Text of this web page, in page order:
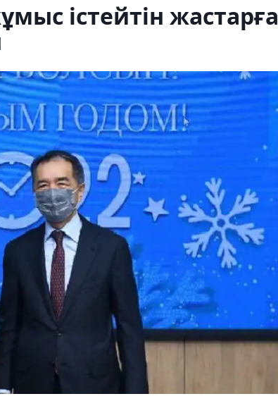
істейтін жастарға